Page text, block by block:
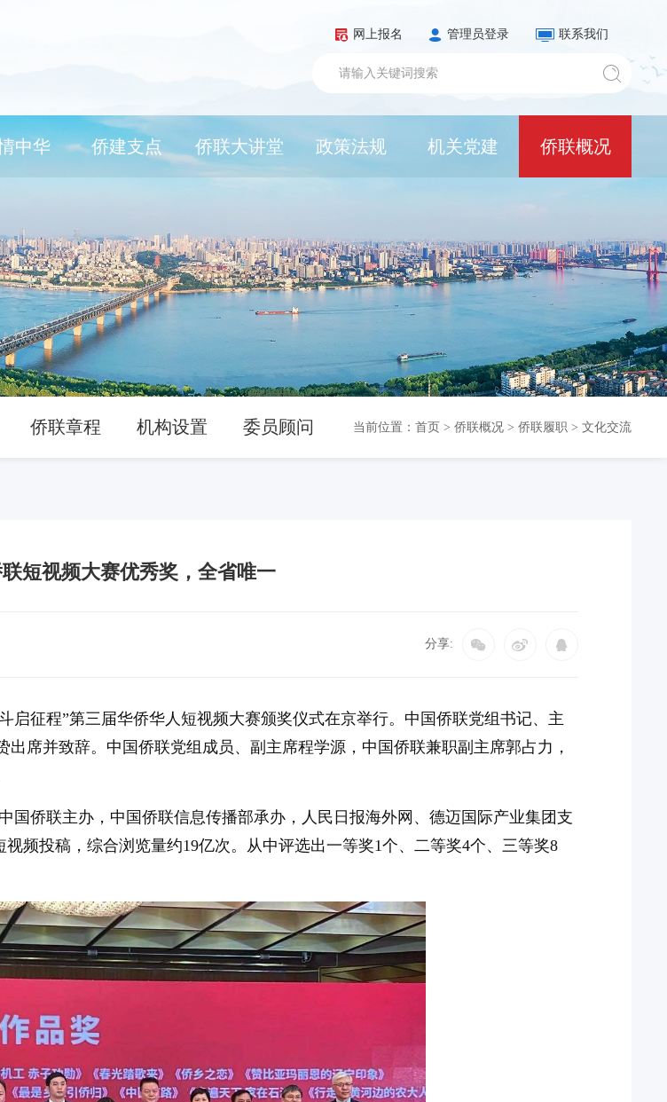
网上报名 管理员登录 联系我们
中华 侨建支点 侨联大讲堂 政策法规 机关党建 侨联概况
侨联章程 机构设置 委员顾问 当前位置： 首页 > 侨联概况> 侨联履职> 文化交流
短视频大赛优秀奖，全省唯一
分享:
启征程”第三届华侨华人短视频大赛颁奖仪式在京举行。中国侨联党组书记、主
席并致辞。中国侨联党组成员、副主席程学源，中国侨联兼职副主席郭占力，
国侨联主办，中国侨联信息传播部承办，人民日报海外网、德迈国际产业集团支
频投稿，综合浏览量约19亿次。从中评选出一等奖1个、二等奖4个、三等奖8